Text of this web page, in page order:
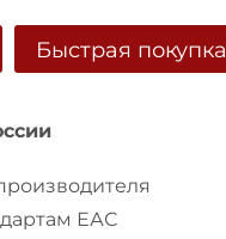
Быстрая покупка
ЕАС